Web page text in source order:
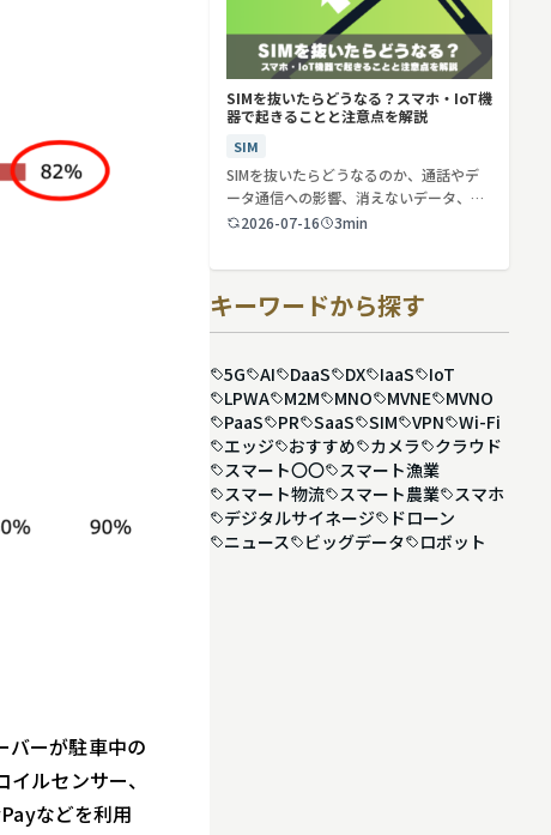
バーが駐車中の
ルセンサー、
などを利用
SIMを抜いたらどうなる？スマホ・IoT機
器で起きることと注意点を解説
SIM
SIMを抜いたらどうなるのか、通話やデ
ータ通信への影響、消えないデータ、解
約や端…
2026-07-16 3min
キーワードから探す
5G AI DaaS DX IaaS
IoT
LPWA
M2M MNO MVNE
MVNO
PaaS
PR SaaS SIM VPN
Wi-Fi
エッジ
おすすめ カメラ
クラウド
スマート〇〇
スマート漁業
スマート物流
スマート農業
スマホ
デジタルサイネージ
ドローン
ニュース
ビッグデータ ロボット